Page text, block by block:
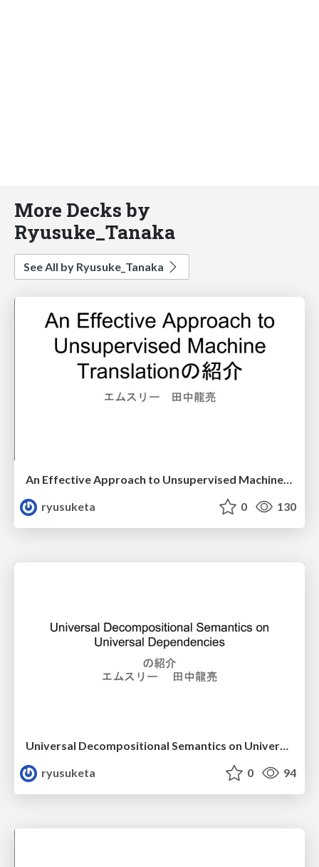
More Decks by
Ryusuke_Tanaka
See All by Ryusuke_Tanaka
An Effective Approach to Unsupervised Machine Translationの紹介
ryusuketa
0 130
ryusuketa
0 94